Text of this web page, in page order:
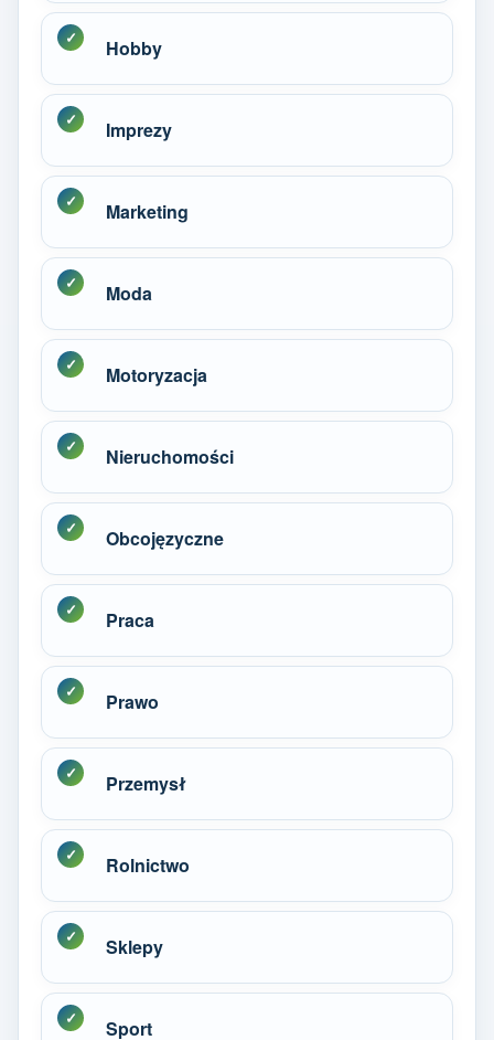
Hobby
Imprezy
Marketing
Moda
Motoryzacja
Nieruchomości
Obcojęzyczne
Praca
Prawo
Przemysł
Rolnictwo
Sklepy
Sport